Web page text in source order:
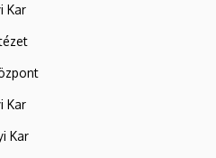
Kar
Kar
Kar